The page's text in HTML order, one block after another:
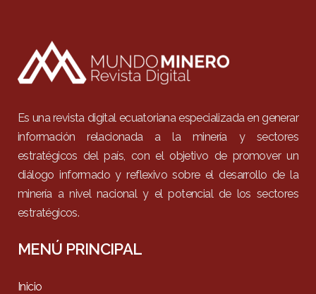
Es una revista digital ecuatoriana especializada en generar
información relacionada a la minería y sectores
estratégicos del país, con el objetivo de promover un
diálogo informado y reflexivo sobre el desarrollo de la
minería a nivel nacional y el potencial de los sectores
estratégicos.
MENÚ PRINCIPAL
Inicio